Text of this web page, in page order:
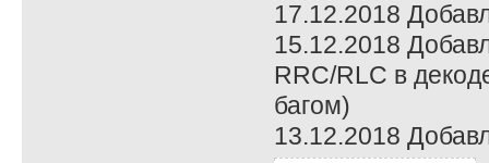
17.12.2018
15.12.2018
RRC/RLC в
багом)
13.12.2018